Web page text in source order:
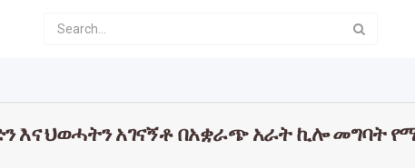
እና ህወሓትን አገናኝቶ በአቋራጭ አራት ኪሎ መግባት